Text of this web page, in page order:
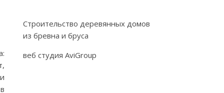
Строительство деревянных домов
из бревна и бруса
веб студия AviGroup